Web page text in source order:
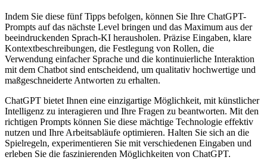
Indem Sie diese fünf Tipps befolgen, können Sie Ihre ChatGPT-
Prompts auf das nächste Level bringen und das Maximum aus der
beeindruckenden Sprach-KI herausholen. Präzise Eingaben, klare
Kontextbeschreibungen, die Festlegung von Rollen, die
Verwendung einfacher Sprache und die kontinuierliche Interaktion
mit dem Chatbot sind entscheidend, um qualitativ hochwertige und
maßgeschneiderte Antworten zu erhalten.
ChatGPT bietet Ihnen eine einzigartige Möglichkeit, mit künstlicher
Intelligenz zu interagieren und Ihre Fragen zu beantworten. Mit den
richtigen Prompts können Sie diese mächtige Technologie effektiv
nutzen und Ihre Arbeitsabläufe optimieren. Halten Sie sich an die
Spielregeln, experimentieren Sie mit verschiedenen Eingaben und
erleben Sie die faszinierenden Möglichkeiten von ChatGPT.